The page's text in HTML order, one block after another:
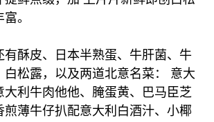
。
有酥皮、日本半熟蛋、牛肝菌、牛
白松露，以及两道北意名菜： 意大
大利牛肉他他、腌蛋黄、巴马臣芝
煎薄牛仔扒配意大利白酒汁、小椰